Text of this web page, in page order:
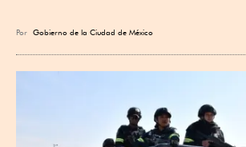
Por Gobierno de la Ciudad de México